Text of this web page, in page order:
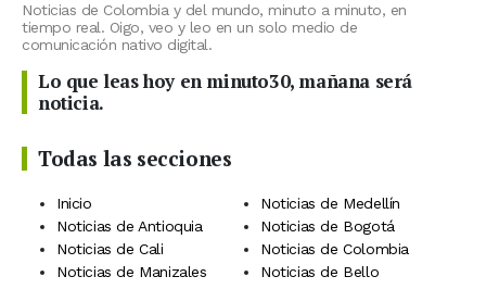
Noticias de Colombia y del mundo, minuto a minuto, en
tiempo real. Oigo, veo y leo en un solo medio de
comunicación nativo digital.
Lo que leas hoy en minuto30, mañana será
noticia.
Todas las secciones
Inicio
Noticias de Medellín
Noticias de Antioquia
Noticias de Bogotá
Noticias de Cali
Noticias de Colombia
Noticias de Manizales
Noticias de Bello